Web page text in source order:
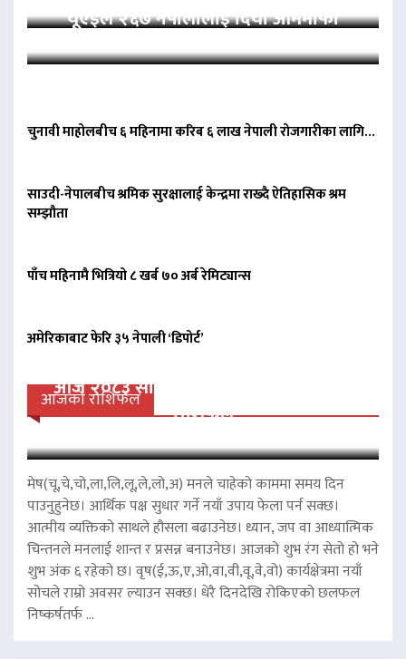
यूएईले २६७ नेपालीलाई दियो आममाफी
चुनावी माहोलबीच ६ महिनामा करिब ६ लाख नेपाली रोजगारीका लागि…
साउदी-नेपालबीच श्रमिक सुरक्षालाई केन्द्रमा राख्दै ऐतिहासिक श्रम
सम्झौता
पाँच महिनामै भित्रियो ८ खर्ब ७० अर्ब रेमिट्यान्स
अमेरिकाबाट फेरि ३५ नेपाली ‘डिपोर्ट’
आजको राशिफल
आज २०८३ साल साउन २४ गते आईतवारको
राशिफल
मेष(चू,चे,चो,ला,लि,लू,ले,लो,अ) मनले चाहेको काममा समय दिन
पाउनुहुनेछ। आर्थिक पक्ष सुधार गर्ने नयाँ उपाय फेला पर्न सक्छ।
आत्मीय व्यक्तिको साथले हौसला बढाउनेछ। ध्यान, जप वा आध्यात्मिक
चिन्तनले मनलाई शान्त र प्रसन्न बनाउनेछ। आजको शुभ रंग सेतो हो भने
शुभ अंक ६ रहेको छ। वृष(ई,ऊ,ए,ओ,वा,वी,वू,वे,वो) कार्यक्षेत्रमा नयाँ
सोचले राम्रो अवसर ल्याउन सक्छ। धेरै दिनदेखि रोकिएको छलफल
निष्कर्षतर्फ ...